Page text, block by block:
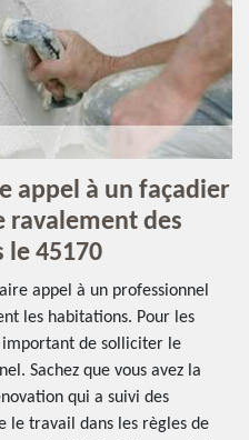
appel à un façadier
ravalement des
le 45170
appel à un professionnel
les habitations. Pour les
de solliciter le
Sachez que vous avez la
qui a suivi des
le travail dans les règles de